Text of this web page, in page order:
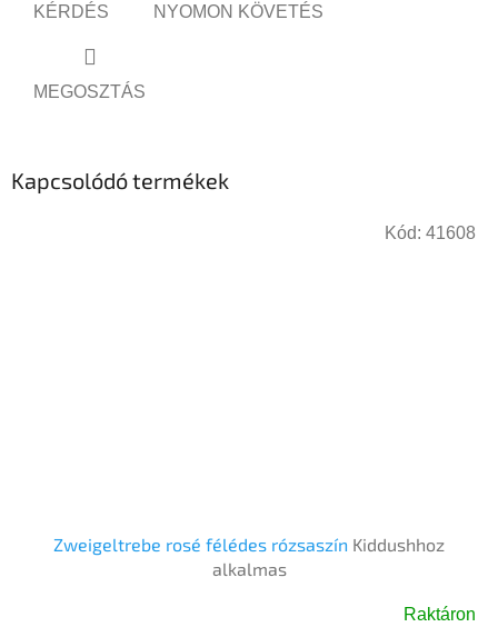
KÉRDÉS NYOMON KÖVETÉS
MEGOSZTÁS
Kapcsolódó termékek
Zweigeltrebe rosé félédes rózsaszín Kiddushhoz
alkalmas
Raktáron
Kód: 41608